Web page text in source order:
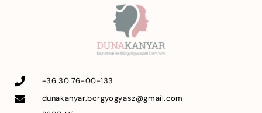
+36 30 76-00-133
dunakanyar.borgyogyasz@gmail.com